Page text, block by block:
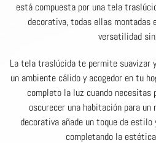
está compuesta por una tela
decorativa, todas ellas montadas
versatilidad
La tela traslúcida te permite suavizar
un ambiente cálido y acogedor en tu
completo la luz cuando
oscurecer una habitación para un
decorativa añade un toque de
completando la